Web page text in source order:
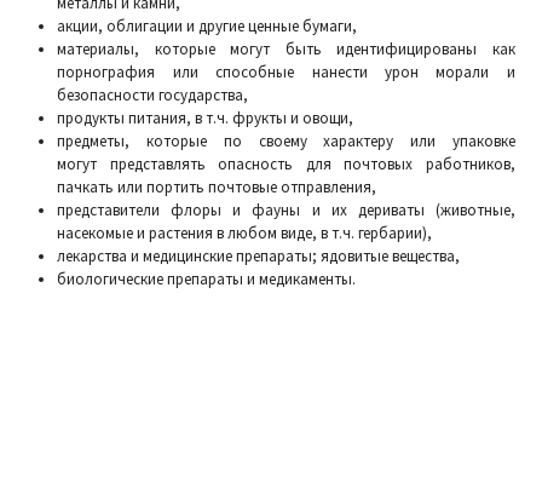
акции, облигации и другие ценные бумаги,
материалы, которые могут быть идентифицированы как
порнография или способные нанести урон морали и
безопасности государства,
продукты питания, в т.ч. фрукты и овощи,
предметы, которые по своему характеру или упаковке
могут представлять опасность для почтовых работников,
пачкать или портить почтовые отправления,
представители флоры и фауны и их дериваты (животные,
насекомые и растения в любом виде, в т.ч. гербарии),
лекарства и медицинские препараты; ядовитые вещества,
биологические препараты и медикаменты.